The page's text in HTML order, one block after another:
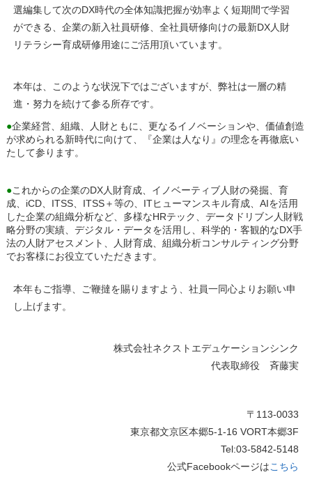
選編集して次のDX時代の全体知識把握が効率よく短期間で学習
ができる、企業の新入社員研修、全社員研修向けの最新DX人財
リテラシー育成研修用途にご活用頂いています。
本年は、このような状況下ではございますが、弊社は一層の精
進・努力を続けて参る所存です。
●企業経営、組織、人財ともに、更なるイノベーションや、価値創造
が求められる新時代に向けて、『企業は人なり』の理念を再徹底い
たして参ります。
●これからの企業のDX人財育成、イノベーティブ人財の発掘、育
成、iCD、ITSS、ITSS＋等の、ITヒューマンスキル育成、AIを活用
した企業の組織分析など、多様なHRテック、データドリブン人財戦
略分野の実績、デジタル・データを活用し、科学的・客観的なDX手
法の人財アセスメント、人財育成、組織分析コンサルティング分野
でお客様にお役立ていただきます。
本年もご指導、ご鞭撻を賜りますよう、社員一同心よりお願い申
し上げます。
株式会社ネクストエデュケーションシンク
代表取締役 斉藤実
〒113-0033
東京都文京区本郷5-1-16 VORT本郷3F
Tel:03-5842-5148
公式Facebookページはこちら